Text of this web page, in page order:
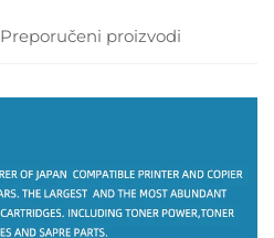
Preporučeni proizvodi